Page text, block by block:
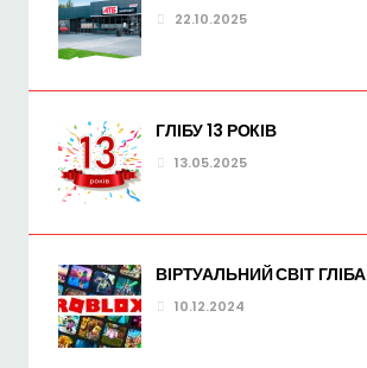
22.10.2025
ГЛІБУ 13 РОКІВ
13.05.2025
ВІРТУАЛЬНИЙ СВІТ ГЛІБА
10.12.2024